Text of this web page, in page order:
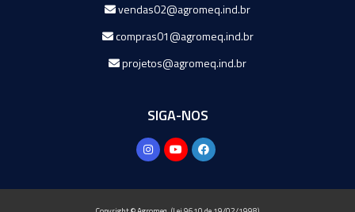
vendas02@agromeq.ind.br
compras01@agromeq.ind.br
projetos@agromeq.ind.br
SIGA-NOS